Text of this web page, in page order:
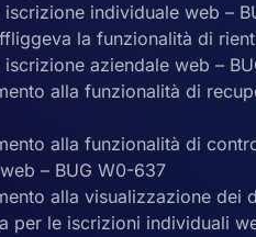
individuale web –
la funzionalità di
aziendale web –
alla funzionalità di
alla funzionalità di
– BUG W0-637
alla visualizzazione dei
per le iscrizioni individuali